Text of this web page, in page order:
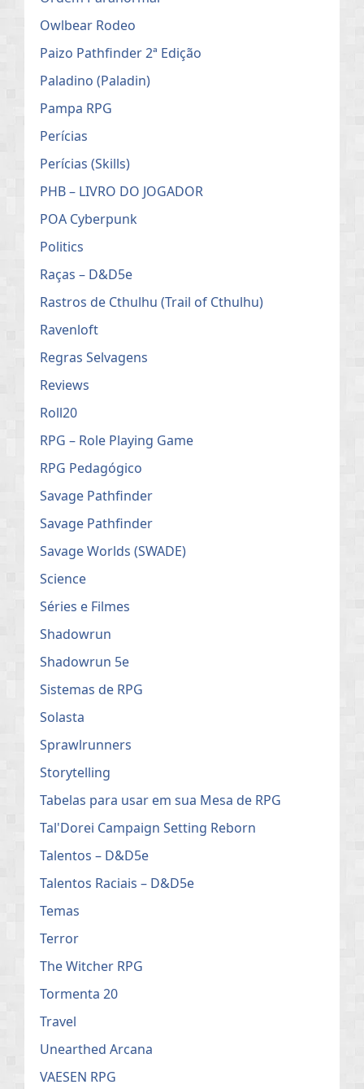
Owlbear Rodeo
Paizo Pathfinder 2ª Edição
Paladino (Paladin)
Pampa RPG
Perícias
Perícias (Skills)
PHB – LIVRO DO JOGADOR
POA Cyberpunk
Politics
Raças – D&D5e
Rastros de Cthulhu (Trail of Cthulhu)
Ravenloft
Regras Selvagens
Reviews
Roll20
RPG – Role Playing Game
RPG Pedagógico
Savage Pathfinder
Savage Pathfinder
Savage Worlds (SWADE)
Science
Séries e Filmes
Shadowrun
Shadowrun 5e
Sistemas de RPG
Solasta
Sprawlrunners
Storytelling
Tabelas para usar em sua Mesa de RPG
Tal'Dorei Campaign Setting Reborn
Talentos – D&D5e
Talentos Raciais – D&D5e
Temas
Terror
The Witcher RPG
Tormenta 20
Travel
Unearthed Arcana
VAESEN RPG